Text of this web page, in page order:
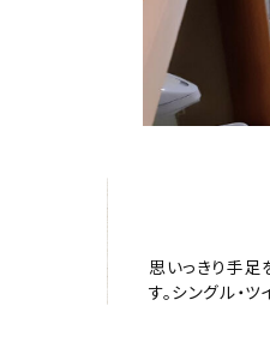
思いっきり手足
す。シングル・